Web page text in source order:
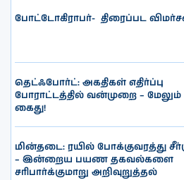
போட்டோகிராபர்- ‌ திரைப்பட
தெட்ஃபோர்ட்: அகதிகள் எதிர்ப்பு
போராட்டத்தில் வன்முறை – மேலும்
கைது!
மின்தடை: ரயில் போக்குவரத்து
– இன்றைய பயண தகவல்களை
சரிபார்க்குமாறு அறிவுறுத்தல்